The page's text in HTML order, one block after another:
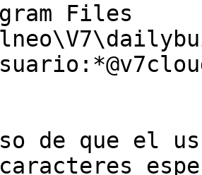
Files
de que el